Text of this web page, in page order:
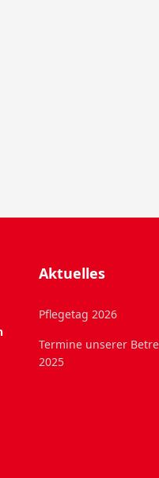
Aktuelles
Pflegetag 2026
Termine unserer
2025